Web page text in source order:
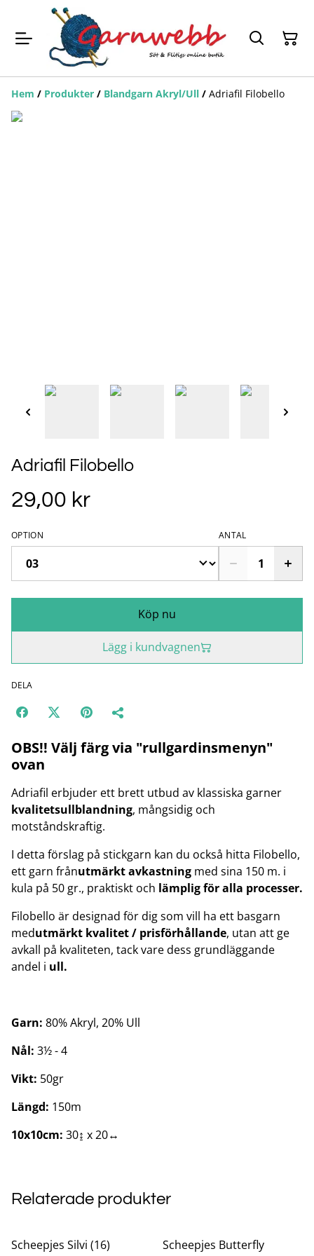
Hem / Produkter / Blandgarn Akryl/Ull / Adriafil Filobello
Adriafil Filobello
29,00 kr
OPTION ANTAL
Köp nu
Lägg i kundvagnen
DELA
OBS!! Välj färg via "rullgardinsmenyn"
ovan
Adriafil erbjuder ett brett utbud av klassiska garner
kvalitetsullblandning, mångsidig och
motståndskraftig.
I detta förslag på stickgarn kan du också hitta Filobello,
ett garn frånutmärkt avkastning med sina 150 m. i
kula på 50 gr., praktiskt och lämplig för alla processer.
Filobello är designad för dig som vill ha ett basgarn
medutmärkt kvalitet / prisförhållande, utan att ge
avkall på kvaliteten, tack vare dess grundläggande
andel i ull.
Garn: 80% Akryl, 20% Ull
Nål: 3½ - 4
Vikt: 50gr
Längd: 150m
10x10cm: 30↨ x 20↔
Relaterade produkter
Scheepjes Silvi (16) Scheepjes Butterfly